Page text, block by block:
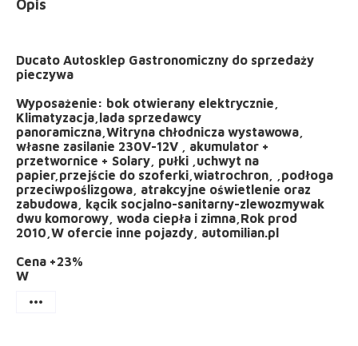
Opis
Ducato Autosklep Gastronomiczny do sprzedaży
pieczywa
Wyposażenie: bok otwierany elektrycznie,
Klimatyzacja,lada sprzedawcy
panoramiczna,Witryna chłodnicza wystawowa,
własne zasilanie 230V-12V , akumulator +
przetwornice + Solary, pułki ,uchwyt na
papier,przejście do szoferki,wiatrochron, ,podłoga
przeciwpoślizgowa, atrakcyjne oświetlenie oraz
zabudowa, kącik socjalno-sanitarny-zlewozmywak
dwu komorowy, woda ciepła i zimna,Rok prod
2010,W ofercie inne pojazdy, automilian.pl
Cena +23%
W
more_horiz